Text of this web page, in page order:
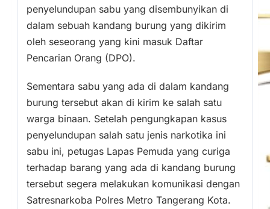
penyelundupan sabu yang disembunyikan di
dalam sebuah kandang burung yang dikirim
oleh seseorang yang kini masuk Daftar
Pencarian Orang (DPO).
Sementara sabu yang ada di dalam kandang
burung tersebut akan di kirim ke salah satu
warga binaan. Setelah pengungkapan kasus
penyelundupan salah satu jenis narkotika ini
sabu ini, petugas Lapas Pemuda yang curiga
terhadap barang yang ada di kandang burung
tersebut segera melakukan komunikasi dengan
Satresnarkoba Polres Metro Tangerang Kota.